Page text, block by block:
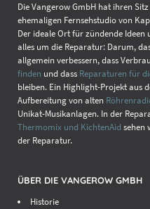
Die Vangerow GmbH hat ihren
ehemaligen Fernsehstudio von
Der ideale Ort für zündende
alles um die Reparatur: Darum,
allgemein verbessern, dass
finden und dass Reparaturen für
bleiben. Ein Highlight-Projekt aus
Aufbereitung von alten
Unikat-Musikanlagen. In der
Thermomix und KichtenAid sehen
der Reparatur.
ÜBER DIE VANGEROW GMBH
Historie